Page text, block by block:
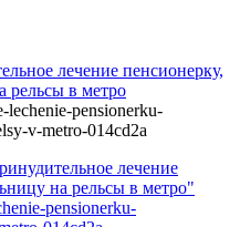
лечение пенсионерку,
рельсы в метро
lechenie-pensionerku-
v-metro-014cd2a
лечение
на рельсы в метро"